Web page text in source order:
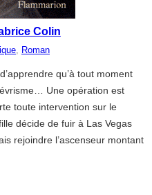
Colin
, Roman
qu’à tout moment
Une opération est
toute intervention sur le
décide de fuir à Las Vegas
rejoindre l’ascenseur montant